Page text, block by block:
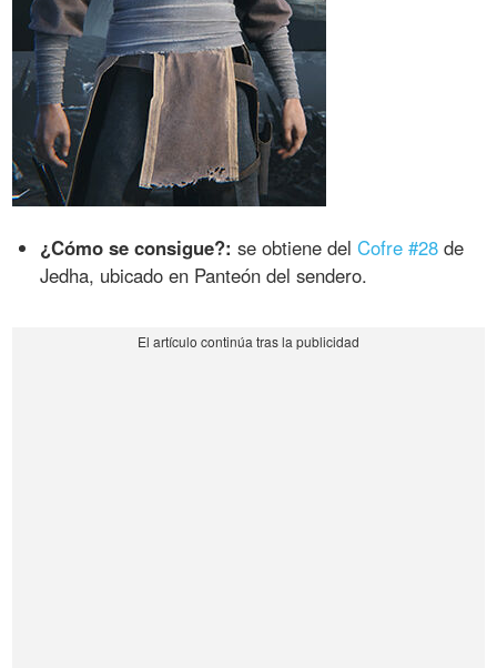
¿Cómo se consigue?: se obtiene delCofre #28 de
Jedha, ubicado en Panteón del sendero.